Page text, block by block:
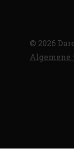
© 2026
Algemene